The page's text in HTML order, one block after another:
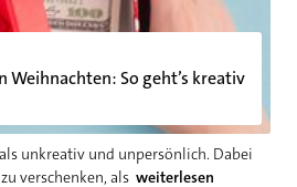
Weihnachten: So geht’s kreativ
unkreativ und unpersönlich. Dabei
verschenken, als weiterlesen